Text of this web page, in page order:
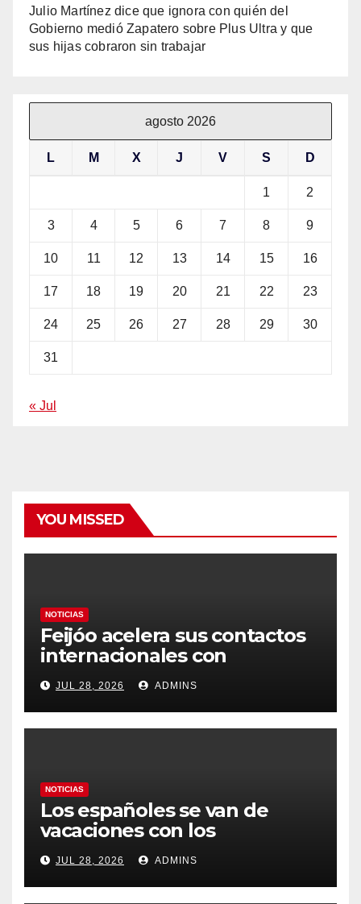
Julio Martínez dice que ignora con quién del
Gobierno medió Zapatero sobre Plus Ultra y que
sus hijas cobraron sin trabajar
agosto 2026
L M X J V S D
1 2
3 4 5 6 7 8 9
10 11 12 13 14 15 16
17 18 19 20 21 22 23
24 25 26 27 28 29 30
31
« Jul
YOU MISSED
NOTICIAS
Feijóo acelera sus contactos
internacionales con
Latinoamérica como socio
prioritario en su agenda de
gobierno
JUL 28, 2026 ADMINS
NOTICIAS
Los españoles se van de
vacaciones con los
carburantes hasta un 21%
más caros que el año pasado
y los hoteles disparados
JUL 28, 2026 ADMINS